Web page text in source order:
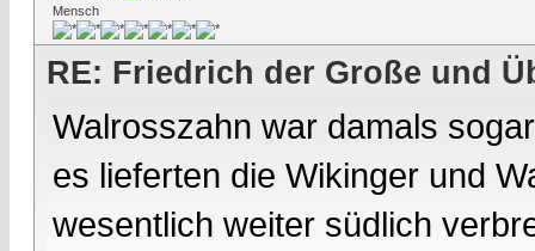
Mensch
RE: Friedrich der Große und
Walrosszahn war damals
es lieferten die Wikinger und
wesentlich weiter südlich